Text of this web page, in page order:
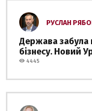
РУСЛАН
Держава забула
бізнесу. Новий
4445